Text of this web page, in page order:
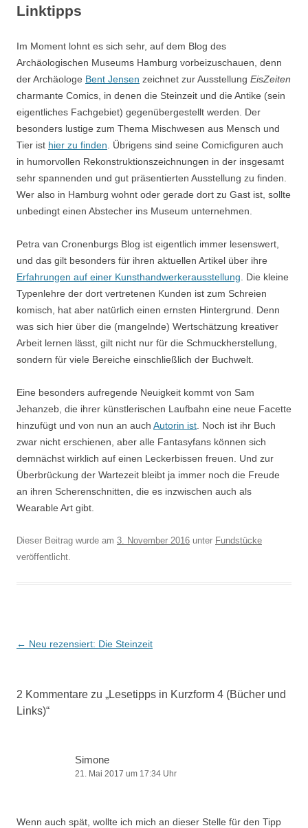
Linktipps
Im Moment lohnt es sich sehr, auf dem Blog des
Archäologischen Museums Hamburg vorbeizuschauen, denn
der Archäologe Bent Jensen zeichnet zur Ausstellung EisZeiten
charmante Comics, in denen die Steinzeit und die Antike (sein
eigentliches Fachgebiet) gegenübergestellt werden. Der
besonders lustige zum Thema Mischwesen aus Mensch und
Tier ist hier zu finden . Übrigens sind seine Comicfiguren auch
in humorvollen Rekonstruktionszeichnungen in der insgesamt
sehr spannenden und gut präsentierten Ausstellung zu finden.
Wer also in Hamburg wohnt oder gerade dort zu Gast ist, sollte
unbedingt einen Abstecher ins Museum unternehmen.
Petra van Cronenburgs Blog ist eigentlich immer lesenswert,
und das gilt besonders für ihren aktuellen Artikel über ihre
Erfahrungen auf einer Kunsthandwerkerausstellung . Die kleine
Typenlehre der dort vertretenen Kunden ist zum Schreien
komisch, hat aber natürlich einen ernsten Hintergrund. Denn
was sich hier über die (mangelnde) Wertschätzung kreativer
Arbeit lernen lässt, gilt nicht nur für die Schmuckherstellung,
sondern für viele Bereiche einschließlich der Buchwelt.
Eine besonders aufregende Neuigkeit kommt von Sam
Jehanzeb, die ihrer künstlerischen Laufbahn eine neue Facette
hinzufügt und von nun an auch Autorin ist . Noch ist ihr Buch
zwar nicht erschienen, aber alle Fantasyfans können sich
demnächst wirklich auf einen Leckerbissen freuen. Und zur
Überbrückung der Wartezeit bleibt ja immer noch die Freude
an ihren Scherenschnitten, die es inzwischen auch als
Wearable Art gibt.
Dieser Beitrag wurde am 3. November 2016 unter Fundstücke
veröffentlicht.
Beitragsnavigation
← Neu rezensiert: Die Steinzeit
2 Kommentare zu „Lesetipps in Kurzform 4 (Bücher und
Links)“
Simone
21. Mai 2017 um 17:34 Uhr
Wenn auch spät, wollte ich mich an dieser Stelle für den Tipp